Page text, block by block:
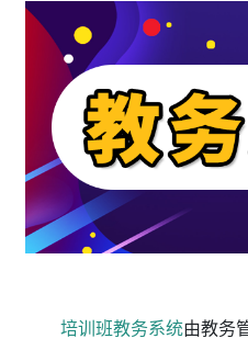
培训班教务系统由教务